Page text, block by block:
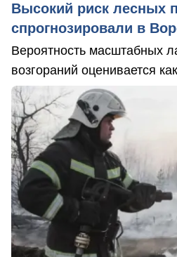
Высокий риск лесных
спрогнозировали в
Вероятность масштабных
возгораний оценивается